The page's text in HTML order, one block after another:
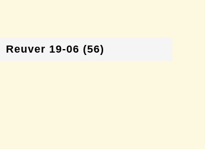
Reuver 19-06 (56)